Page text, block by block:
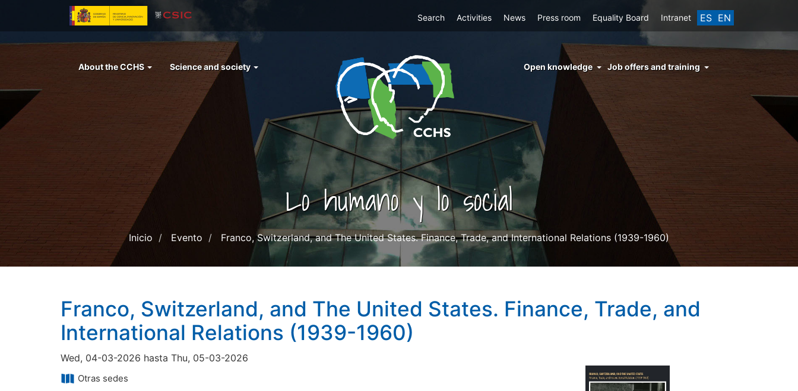
ES EN
Top
Search Activities News Press room Equality Board Intranet
Menu
About the CCHS Science and society
menu
conocimiento
abierto
Open knowledge Job offers and training
Lo humano y lo social
Inicio Evento Franco, Switzerland, and The United States. Finance, Trade, and International Relations (1939-1960)
Franco, Switzerland, and The United States. Finance, Trade, and
International Relations (1939-1960)
Wed, 04-03-2026 hasta Thu, 05-03-2026
Otras sedes